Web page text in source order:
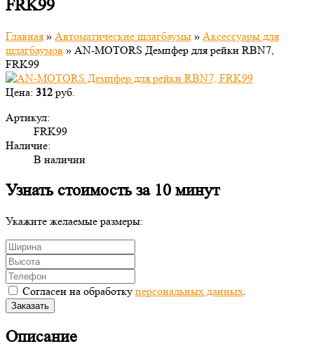
FRK99
Главная » Автоматические шлагбаумы » Аксессуары для
шлагбаумов » AN-MOTORS Демпфер для рейки RBN7,
FRK99
Цена: 312 руб.
Артикул:
FRK99
Наличие:
В наличии
Узнать стоимость за 10 минут
Укажите желаемые размеры:
Согласен на обработку персональных данных
Заказать
Описание